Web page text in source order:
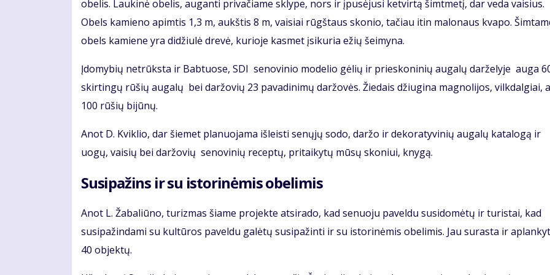
obelis. Laukinė obelis, auganti privačiame sklype, nors ir įpusėjusi ketvirtą šimtmetį, dar veda vaisius.
Obels kamieno apimtis 1,3 m, aukštis 8 m, vaisiai rūgštaus skonio, tačiau itin malonaus kvapo.
obels kamiene yra didžiulė drevė, kurioje kasmet įsikuria ežių šeimyna.
Įdomybių netrūksta ir Babtuose, SDI senovinio modelio gėlių ir prieskoninių augalų darželyje auga
skirtingų rūšių augalų bei daržovių 23 pavadinimų daržovės. Žiedais džiugina magnolijos, vilkdalgiai,
100 rūšių bijūnų.
Anot D. Kviklio, dar šiemet planuojama išleisti senųjų sodo, daržo ir dekoratyvinių augalų katalogą ir
uogų, vaisių bei daržovių senovinių receptų, pritaikytų mūsų skoniui, knygą.
Susipažins ir su istorinėmis obelimis
Anot L. Žabaliūno, turizmas šiame projekte atsirado, kad senuoju paveldu susidomėtų ir turistai, kad
susipažindami su kultūros paveldu galėtų susipažinti ir su istorinėmis obelimis. Jau surasta ir
40 objektų.